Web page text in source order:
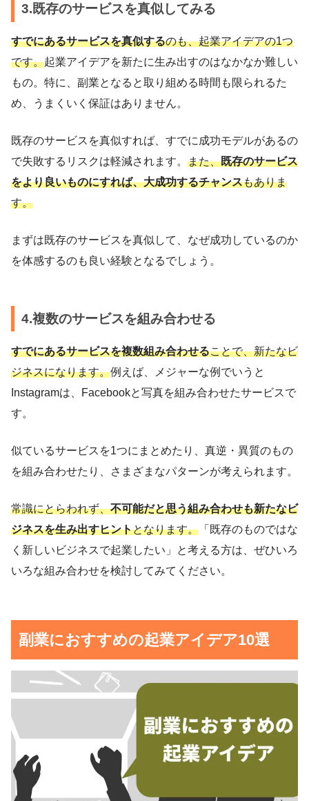
3.既存のサービスを真似してみる
すでにあるサービスを真似するのも、起業アイデアの1つ
です。起業アイデアを新たに生み出すのはなかなか難しい
もの。特に、副業となると取り組める時間も限られるた
め、うまくいく保証はありません。
既存のサービスを真似すれば、すでに成功モデルがあるの
で失敗するリスクは軽減されます。 また、既存のサービス
をより良いものにすれば、大成功するチャンスもありま
す。
まずは既存のサービスを真似して、なぜ成功しているのか
を体感するのも良い経験となるでしょう。
4.複数のサービスを組み合わせる
すでにあるサービスを複数組み合わせることで、新たなビ
ジネスになります。例えば、メジャーな例でいうと
Instagramは、Facebookと写真を組み合わせたサービスで
す。
似ているサービスを1つにまとめたり、真逆・異質のもの
を組み合わせたり、さまざまなパターンが考えられます。
常識にとらわれず、不可能だと思う組み合わせも新たなビ
ジネスを生み出すヒントとなります。 「既存のものではな
く新しいビジネスで起業したい」と考える方は、ぜひいろ
いろな組み合わせを検討してみてください。
副業におすすめの起業アイデア10選